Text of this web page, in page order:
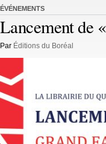
ÉVÉNEMENTS
Lancement de
Par Éditions du Boréal